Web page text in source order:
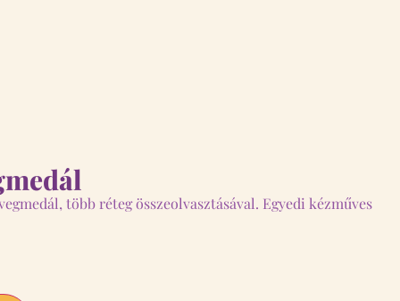
több réteg összeolvasztásával. Egyedi kézműves